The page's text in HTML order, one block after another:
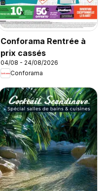
Conforama Rentrée à
prix cassés
04/08 - 24/08/2026
Conforama